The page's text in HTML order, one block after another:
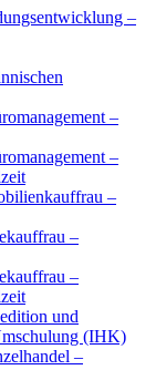
–
–
–
–
–
–
und
(IHK)
–